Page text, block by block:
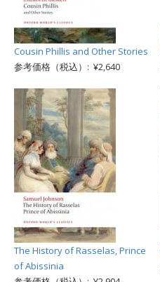
Cousin Phillis and Other Stories
参考価格（税込）: ¥2,640
The History of Rasselas, Prince
of Abissinia